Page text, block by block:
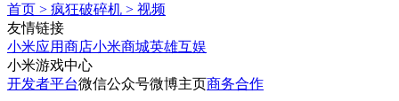
首页 > 疯狂破碎机 > 视频
友情链接
小米应用商店小米商城英雄互娱
小米游戏中心
开发者平台微信公众号微博主页商务合作